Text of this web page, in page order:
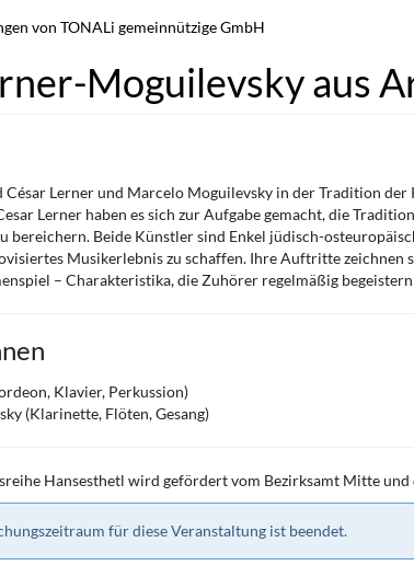
von TONALi gemeinnützige GmbH
Moguilevsky aus
César Lerner und Marcelo Moguilevsky in der Tradition
Lerner haben es sich zur Aufgabe gemacht, die
bereichern. Beide Künstler sind Enkel jüdisch-
Musikerlebnis zu schaffen. Ihre Auftritte zeichnen
– Charakteristika, die Zuhörer regelmäßig
Klavier, Perkussion)
(Klarinette, Flöten, Gesang)
Hansesthetl wird gefördert vom Bezirksamt Mitte
für diese Veranstaltung ist beendet.